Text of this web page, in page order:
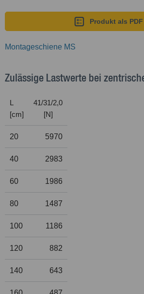
Produkt als PDF
Montageschiene MS
Zulässige Lastwerte bei
L
[cm]
41/31/2,0
[N]
20 5970
40 2983
60 1986
80 1487
100 1186
120 882
140 643